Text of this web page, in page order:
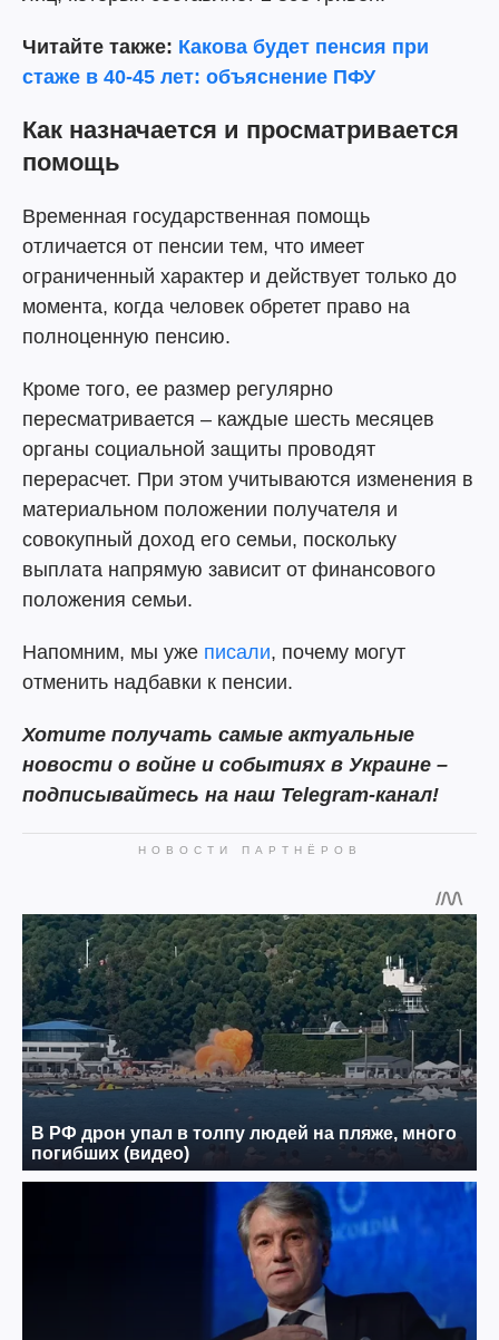
Читайте также: Какова будет пенсия при
стаже в 40-45 лет: объяснение ПФУ
Как назначается и просматривается
помощь
Временная государственная помощь
отличается от пенсии тем, что имеет
ограниченный характер и действует только до
момента, когда человек обретет право на
полноценную пенсию.
Кроме того, ее размер регулярно
пересматривается – каждые шесть месяцев
органы социальной защиты проводят
перерасчет. При этом учитываются изменения в
материальном положении получателя и
совокупный доход его семьи, поскольку
выплата напрямую зависит от финансового
положения семьи.
Напомним, мы уже писали, почему могут
отменить надбавки к пенсии.
Хотите получать самые актуальные
новости о войне и событиях в Украине –
подписывайтесь на наш Telegram-канал!